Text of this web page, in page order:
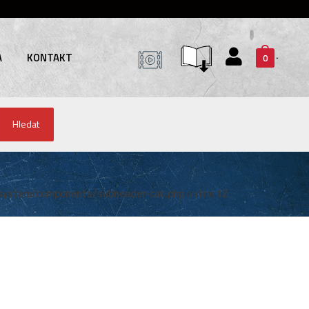
KONTAKT 0
Hledat
components/subheader-cat.phpon line12